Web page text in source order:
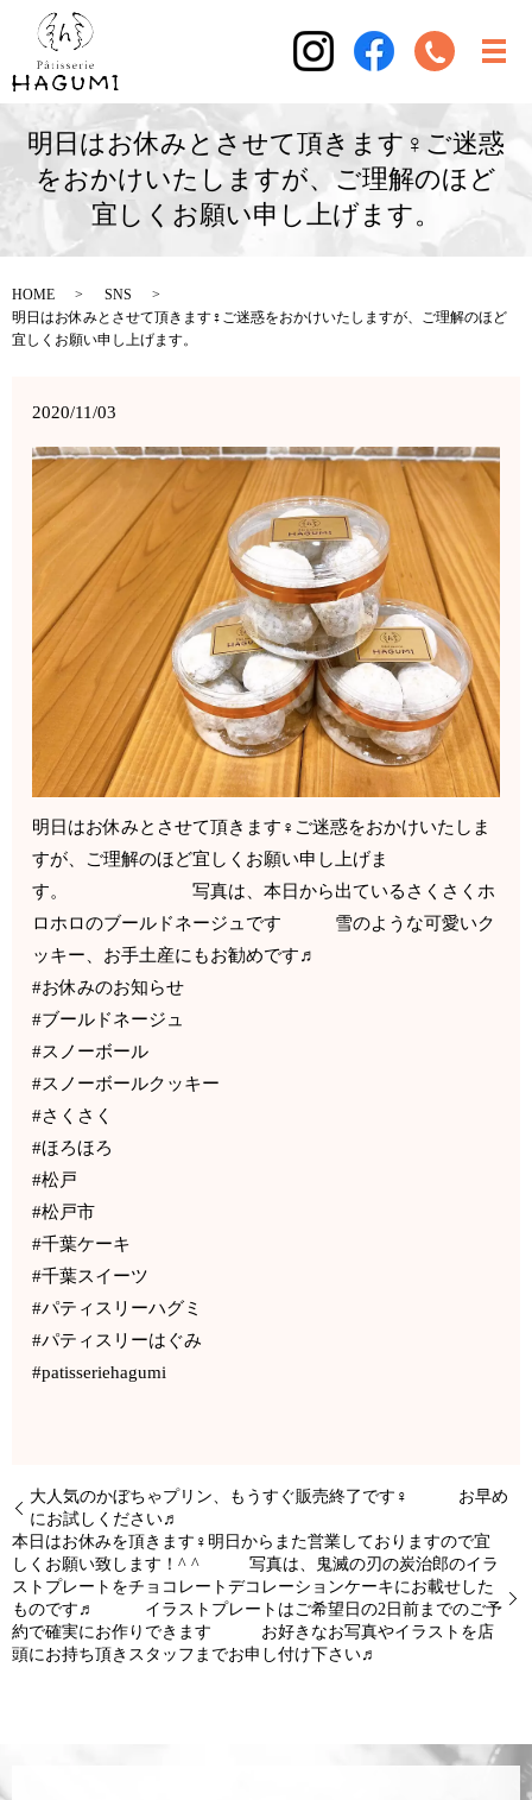
明日はお休みとさせて頂きます‍♀️ご迷惑
をおかけいたしますが、ご理解のほど
宜しくお願い申し上げます。
HOME
SNS
明日はお休みとさせて頂きます‍♀️ご迷惑をおかけいたしますが、ご理解のほど
宜しくお願い申し上げます。
2020/11/03
明日はお休みとさせて頂きます‍♀️ご迷惑をおかけいたしま
すが、ご理解のほど宜しくお願い申し上げま
す。 写真は、本日から出ているさくさくホ
ロホロのブールドネージュです 雪のような可愛いク
ッキー、お手土産にもお勧めです♬
#お休みのお知らせ
#ブールドネージュ
#スノーボール
#スノーボールクッキー
#さくさく
#ほろほろ
#松戸
#松戸市
#千葉ケーキ
#千葉スイーツ
#パティスリーハグミ
#パティスリーはぐみ
#patisseriehagumi
大人気のかぼちゃプリン、もうすぐ販売終了です‍♀️ お早め
にお試しください♬
本日はお休みを頂きます‍♀️明日からまた営業しておりますので宜
しくお願い致します！^ ^ 写真は、鬼滅の刃の炭治郎のイラ
ストプレートをチョコレートデコレーションケーキにお載せした
ものです♬ イラストプレートはご希望日の2日前までのご予
約で確実にお作りできます お好きなお写真やイラストを店
頭にお持ち頂きスタッフまでお申し付け下さい♬